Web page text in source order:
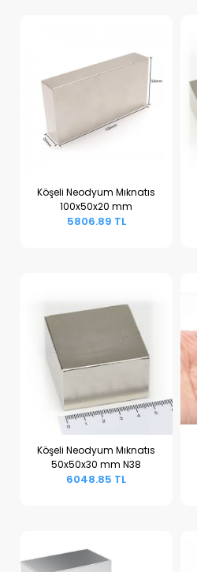
Sepete Ekle
Köşeli Neodyum Mıknatıs
100x50x20 mm
5806.89 TL
Sepete Ekle
Köşeli Neodyum Mıknatıs
50x50x30 mm N38
6048.85 TL